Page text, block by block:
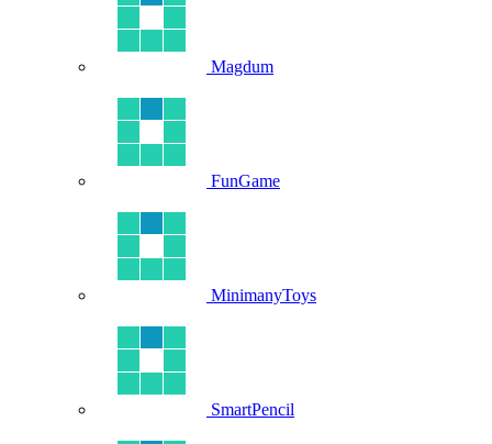
Magdum
FunGame
MinimanyToys
SmartPencil